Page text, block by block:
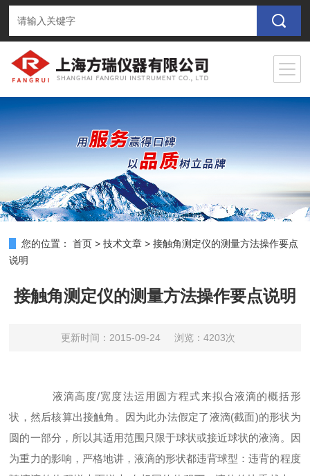
您的位置： 首页 >技术文章 >接触角测定仪的测量方法操作要点
说明
接触角测定仪的测量方法操作要点说明
更新时间：2015-09-24 浏览：4203次
液滴高度/宽度法运用圆方程式来拟合液滴的概括形
状，然后核算出接触角。因为此办法假定了液滴(截面)的形状为
圆的一部分，所以其适用范围只限于球状或接近球状的液滴。因
为重力的影响，严格地讲，液滴的形状都违背球型：违背的程度